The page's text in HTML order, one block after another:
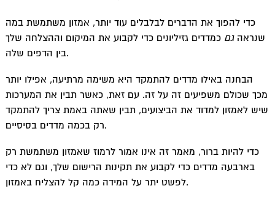
כדי להפוך את הדברים לבלבלים עוד יותר, אמזון משתמשת במה
שנראהגם כמדדים גזיליונים כדי לקבוע את המיקום וההצלחה שלך
בין הדפים שלה.
הבחנה באילו מדדים להתמקד היא משימה מרתיעה, אפילו יותר
מכך שכולם משפיעים זה על זה. עם זאת, כאשר תבין את המערכות
שיש לאמזון למדוד את הביצועים, תבין שאתה באמת צריך להתמקד
רק בכמה מדדים בסיסיים.
כדי להיות ברור, מאמר זה אינו אמור לרמוז שאמזון משתמשת רק
בארבעה מדדים כדי לקבוע את תקינות הרישום שלך, וגם לא כדי
לפשט יתר על המידה כמה קל להצליח באמזון.